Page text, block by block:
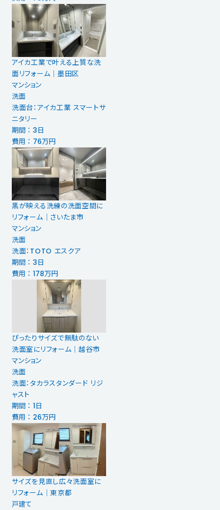
アイカ工業で叶える上質な洗
面リフォーム｜墨田区
マンション
洗面
洗面台：アイカ工業 スマートサ
ニタリー
期間 ： 3日
費用 ： 76万円
黒が映える洗練の洗面空間に
リフォーム｜さいたま市
マンション
洗面
洗面：TOTO エスクア
期間 ： 3日
費用 ： 178万円
ぴったりサイズで無駄のない
洗面室にリフォーム｜越谷市
マンション
洗面
洗面：タカラスタンダード リジ
ャスト
期間 ： 1日
費用 ： 26万円
サイズを見直し広々洗面室に
リフォーム｜東京都
戸建て